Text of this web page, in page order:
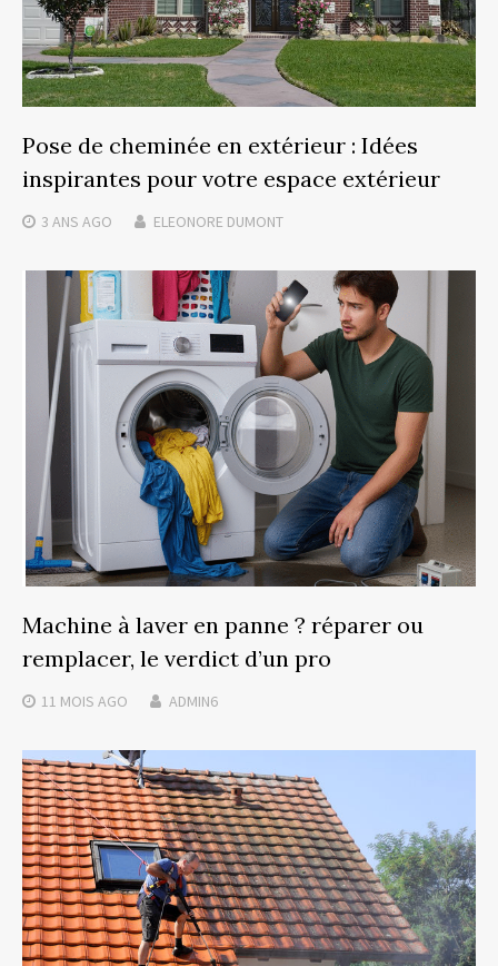
Pose de cheminée en extérieur : Idées
inspirantes pour votre espace extérieur
3 ANS AGO ELEONORE DUMONT
Machine à laver en panne ? réparer ou
remplacer, le verdict d’un pro
11 MOIS AGO ADMIN6